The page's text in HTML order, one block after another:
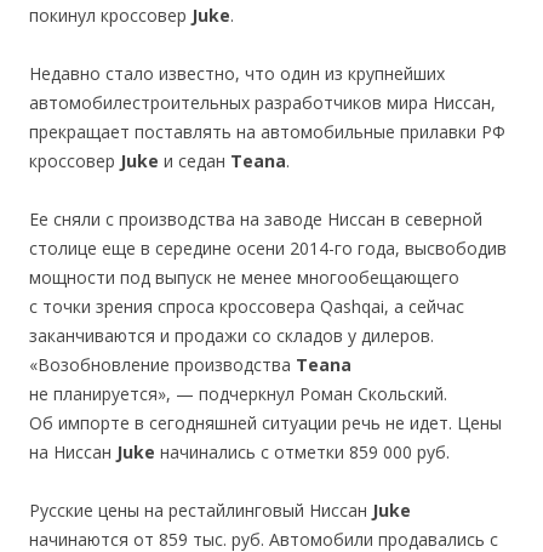
покинул кроссовер Juke.
Недавно стало известно, что один из крупнейших
автомобилестроительных разработчиков мира Ниссан,
прекращает поставлять на автомобильные прилавки РФ
кроссовер Juke и седан Teana.
Ее сняли с производства на заводе Ниссан в северной
столице еще в середине осени 2014-го года, высвободив
мощности под выпуск не менее многообещающего
с точки зрения спроса кроссовера Qashqai, а сейчас
заканчиваются и продажи со складов у дилеров.
«Возобновление производства Teana
не планируется», — подчеркнул Роман Скольский.
Об импорте в сегодняшней ситуации речь не идет. Цены
на Ниссан Juke начинались с отметки 859 000 руб.
Русские цены на рестайлинговый Ниссан Juke
начинаются от 859 тыс. руб. Автомобили продавались с